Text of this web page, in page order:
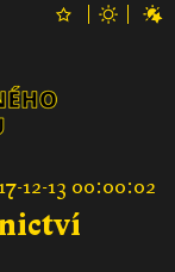
12-13 00:00:02